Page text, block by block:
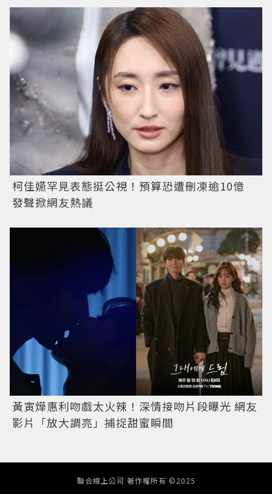
柯佳嬿罕見表態挺公視！預算恐遭刪凍逾10億
發聲掀網友熱議
黃寅燁惠利吻戲太火辣！深情接吻片段曝光 網友
影片「放大調亮」捕捉甜蜜瞬間
聯合線上公司 著作權所有 ©2025